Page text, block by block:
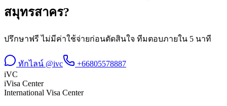
สมุทรสาคร?
ปรึกษาฟรี ไม่มีค่าใช้จ่ายก่อนตัดสินใจ ทีมตอบภายใน 5 นาที
ทักไลน์ @ivc
+66805578887
iVC
iVisa Center
International Visa Center